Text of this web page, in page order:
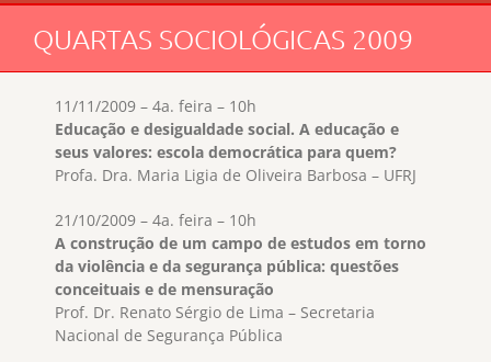
QUARTAS SOCIOLÓGICAS 2009
11/11/2009 – 4a. feira – 10h
Educação e desigualdade social. A educação e
seus valores: escola democrática para quem?
Profa. Dra. Maria Ligia de Oliveira Barbosa – UFRJ
21/10/2009 – 4a. feira – 10h
A construção de um campo de estudos em torno
da violência e da segurança pública: questões
conceituais e de mensuração
Prof. Dr. Renato Sérgio de Lima – Secretaria
Nacional de Segurança Pública